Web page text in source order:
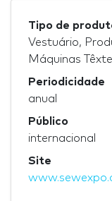
Tipo de
Vestuário,
Máquinas
Periodicidade
anual
Público
internacional
Site